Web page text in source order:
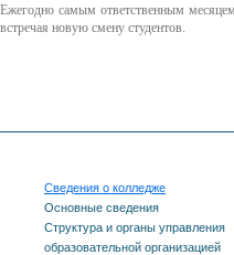
Ежегодно самым ответственным
встречая новую смену студентов.
Сведения о колледже
Основные сведения
Структура и органы управления
образовательной организацией